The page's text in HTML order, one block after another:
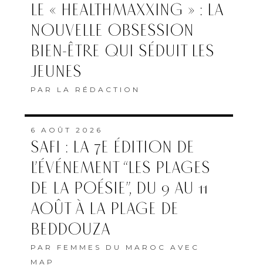
LE « HEALTHMAXXING » : LA
NOUVELLE OBSESSION
BIEN-ÊTRE QUI SÉDUIT LES
JEUNES
PAR LA RÉDACTION
6 AOÛT 2026
SAFI : LA 7E ÉDITION DE
L’ÉVÉNEMENT “LES PLAGES
DE LA POÉSIE”, DU 9 AU 11
AOÛT À LA PLAGE DE
BEDDOUZA
PAR FEMMES DU MAROC AVEC
MAP